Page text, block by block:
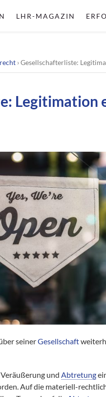
LHR-MAGAZIN
›Gesellschafterliste:
Legitimation
seinerGesellschaft
Veräußerung undAbtretung
Auf die materiell-